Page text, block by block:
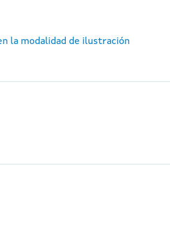
la modalidad de ilustración